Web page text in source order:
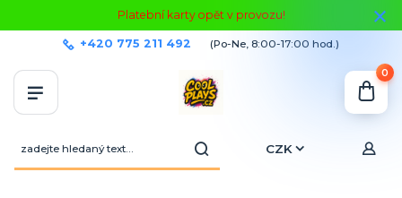
Platební karty opět v provozu!
CZK
+420 775 211 492 (Po-Ne, 8:00-17:00 hod.)
0